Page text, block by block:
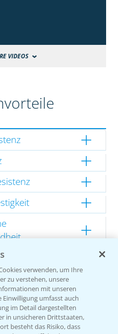
VIDEOS
verwenden, um Ihre
zu verstehen, unsere
mit unseren
umfasst auch
im Detail dargestellten
in unsicheren Drittstaaten,
besteht das Risiko, dass